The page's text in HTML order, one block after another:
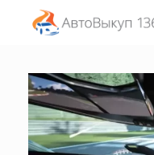
содержанию